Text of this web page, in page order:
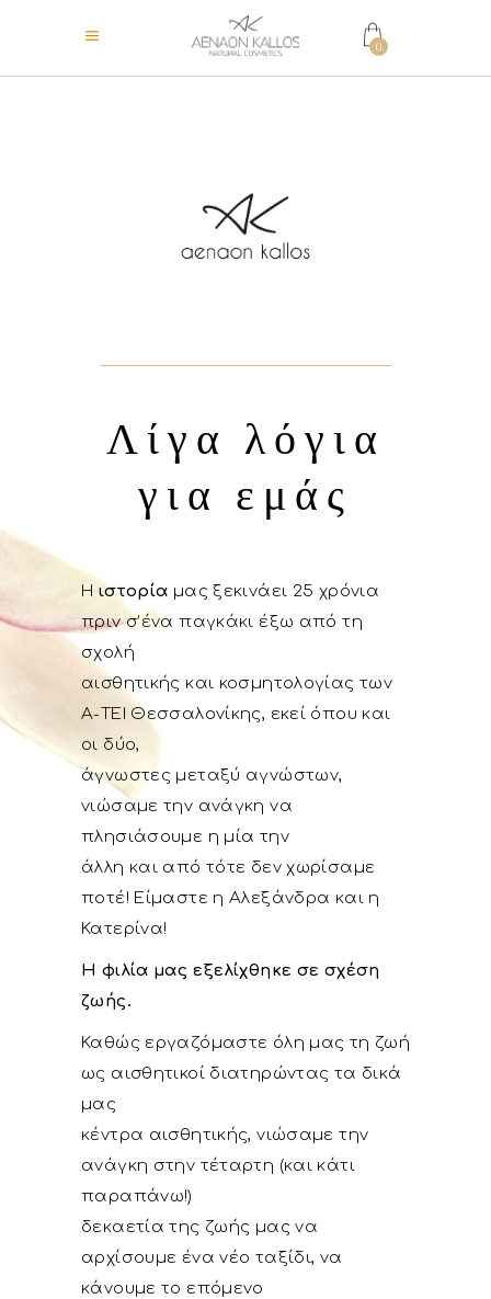
0
Λίγα λόγια
για εμάς
Η ιστορία μας ξεκινάει 25 χρόνια
πριν σ’ένα παγκάκι έξω από τη
σχολή
αισθητικής και κοσμητολογίας των
Α-ΤΕΙ Θεσσαλονίκης, εκεί όπου και
οι δύο,
άγνωστες μεταξύ αγνώστων,
νιώσαμε την ανάγκη να
πλησιάσουμε η μία την
άλλη και από τότε δεν χωρίσαμε
ποτέ! Είμαστε η Αλεξάνδρα και η
Κατερίνα!
Η φιλία μας εξελίχθηκε σε σχέση
ζωής.
Καθώς εργαζόμαστε όλη μας τη ζωή
ως αισθητικοί διατηρώντας τα δικά
μας
κέντρα αισθητικής, νιώσαμε την
ανάγκη στην τέταρτη (και κάτι
παραπάνω!)
δεκαετία της ζωής μας να
αρχίσουμε ένα νέο ταξίδι, να
κάνουμε το επόμενο